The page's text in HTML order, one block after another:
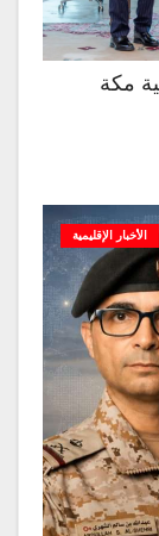
مكة
الأخبار الإقليمية